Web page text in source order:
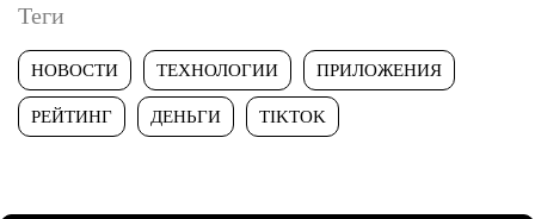
Теги
НОВОСТИ ТЕХНОЛОГИИ ПРИЛОЖЕНИЯ
РЕЙТИНГ ДЕНЬГИ TIKTOK